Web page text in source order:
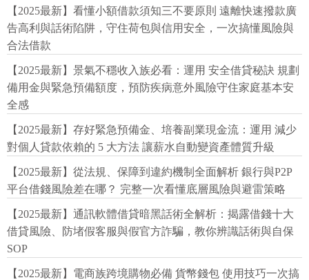
【2025最新】看懂小額借款須知三不要原則 遠離快速撥款廣
告高利與話術陷阱，守住荷包與信用安全，一次搞懂風險與
合法借款
【2025最新】景氣不穩收入族必看：運用 安全借貸秘訣 規劃
備用金與緊急預備額度，預防疾病意外風險守住家庭基本安
全感
【2025最新】存好緊急預備金、培養副業現金流：運用 減少
對個人貸款依賴的 5 大方法 讓薪水自動變資產體質升級
【2025最新】從法規、保障到違約機制全面解析 銀行與P2P
平台借錢風險差在哪？ 完整一次看懂底層風險與避雷策略
【2025最新】通訊軟體借貸暗黑話術全解析：揭露借錢十大
借貸風險、防堵假客服與假官方詐騙，教你辨識話術與自保
SOP
【2025最新】電商族跨境購物必備 貨幣錢包 使用技巧一次搞